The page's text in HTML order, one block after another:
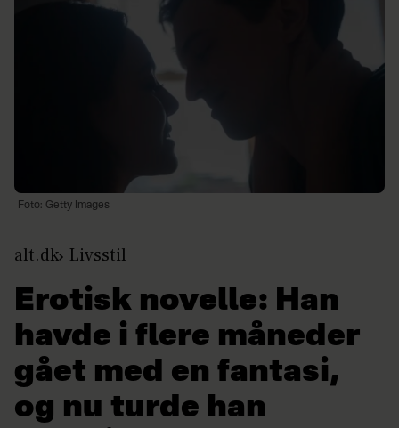
Foto: Getty Images
alt.dk Livsstil
Erotisk novelle: Han
havde i flere måneder
gået med en fantasi,
og nu turde han